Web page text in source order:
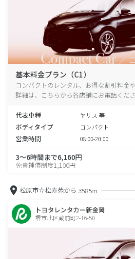
基本料金プラン（C1）
コンパクトのレンタル、お得な割引料金
詳細は、こちらから各店舗にお電話くださ
代表車種 ヤリス 等
ボディタイプ コンパクト
営業時間 08:00-20:00
3～6時間まで6,160円
免責補償制度1,100円
松原市立松寿苑から 3585m
トヨタレンタカー新金岡
堺市北区蔵前町2-16-50